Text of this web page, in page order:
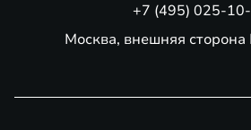
+7 (495) 025-
Москва, внешняя